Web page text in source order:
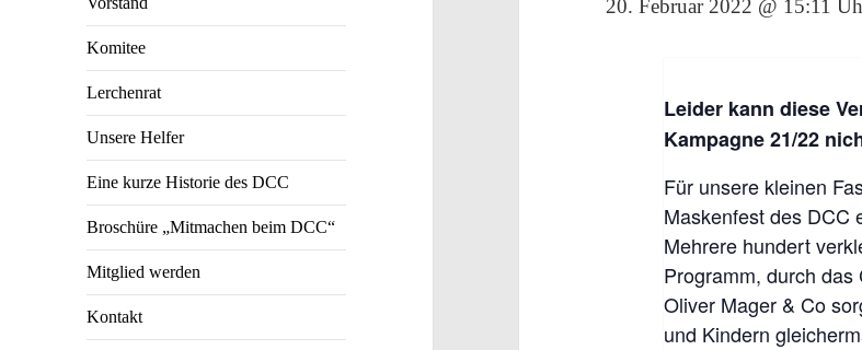
Komitee
Lerchenrat
Unsere Helfer
Eine kurze Historie des DCC
Broschüre „Mitmachen beim DCC“
Mitglied werden
Kontakt
20. Februar 2022 @ 15:11
Leider kann diese
Kampagne 21/22
Für unsere kleinen
Maskenfest des DCC
Mehrere hundert
Programm, durch
Oliver Mager & Co
und Kindern